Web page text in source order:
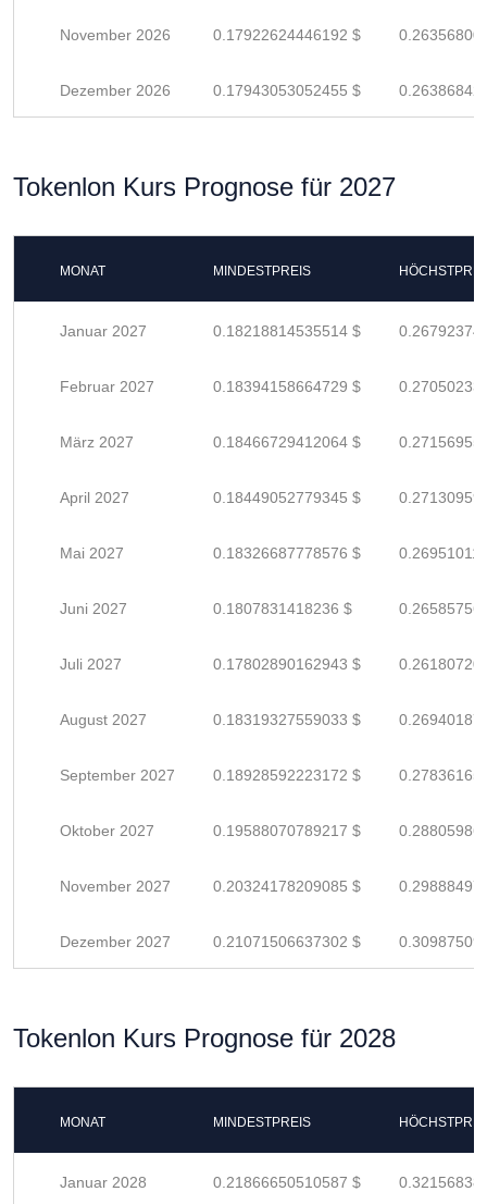
November 2026 0.17922624446192 $
Dezember 2026 0.17943053052455 $
Tokenlon Kurs Prognose für 2027
MONAT MINDESTPREIS
Januar 2027 0.18218814535514 $
Februar 2027 0.18394158664729 $
März 2027 0.18466729412064 $
April 2027 0.18449052779345 $
Mai 2027 0.18326687778576 $
Juni 2027 0.1807831418236 $
Juli 2027 0.17802890162943 $
August 2027 0.18319327559033 $
September 2027 0.18928592223172 $
Oktober 2027 0.19588070789217 $
November 2027 0.20324178209085 $
Dezember 2027 0.21071506637302 $
Tokenlon Kurs Prognose für 2028
MONAT MINDESTPREIS
Januar 2028 0.21866650510587 $